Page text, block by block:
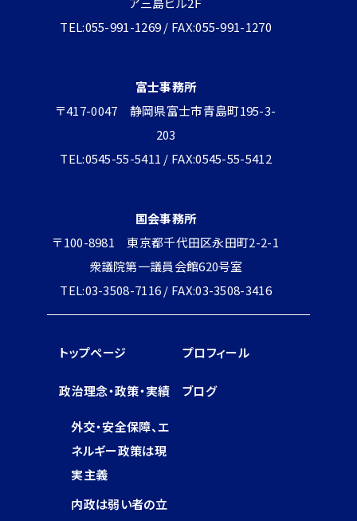
TEL:055-991-1269 / FAX:055-991-1270
富士事務所
〒417-0047 静岡県富士市青島町195-3-
203
TEL:0545-55-5411 / FAX:0545-55-5412
国会事務所
〒100-8981 東京都千代田区永田町2-2-1
衆議院第一議員会館620号室
TEL:03-3508-7116 / FAX:03-3508-3416
トップページ プロフィール
政治理念・政策・実績
外交・安全保障、エ
ネルギー政策は現
実主義
内政は弱い者の立
ブログ